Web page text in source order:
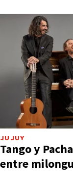
JUJUY
Tango y
entre